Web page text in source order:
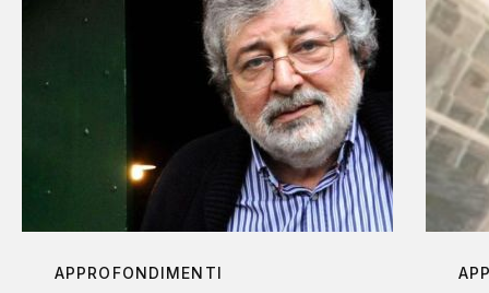
APPROFONDIMENTI